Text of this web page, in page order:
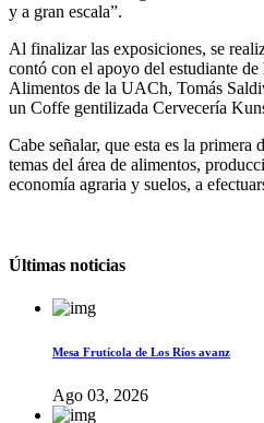
y a gran escala”.
Al finalizar las exposiciones, se
contó con el apoyo del estudiante
Alimentos de la UACh, Tomás
un Coffe gentilizada Cervecería
Cabe señalar, que esta es la primera
temas del área de alimentos,
economía agraria y suelos, a
Últimas noticias
Mesa Frutícola de Los Ríos avanz
Ago 03, 2026